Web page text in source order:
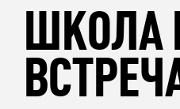
ШКОЛА